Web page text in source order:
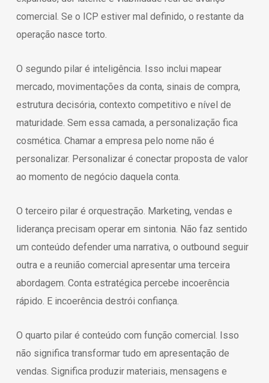
comercial. Se o ICP estiver mal definido, o restante da
operação nasce torto.
O segundo pilar é inteligência. Isso inclui mapear
mercado, movimentações da conta, sinais de compra,
estrutura decisória, contexto competitivo e nível de
maturidade. Sem essa camada, a personalização fica
cosmética. Chamar a empresa pelo nome não é
personalizar. Personalizar é conectar proposta de valor
ao momento de negócio daquela conta.
O terceiro pilar é orquestração. Marketing, vendas e
liderança precisam operar em sintonia. Não faz sentido
um conteúdo defender uma narrativa, o outbound seguir
outra e a reunião comercial apresentar uma terceira
abordagem. Conta estratégica percebe incoerência
rápido. E incoerência destrói confiança.
O quarto pilar é conteúdo com função comercial. Isso
não significa transformar tudo em apresentação de
vendas. Significa produzir materiais, mensagens e